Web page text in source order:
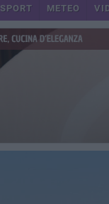
SPORT METEO